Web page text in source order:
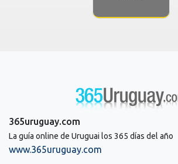
365uruguay.com
La guía online de Uruguai los 365 días del año
www.365uruguay.com